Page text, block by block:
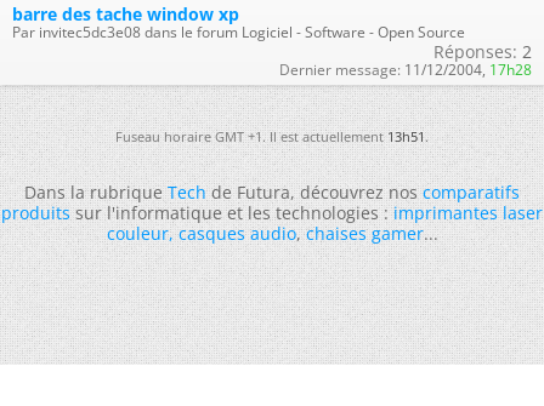
barre des tache window xp
Par invitec5dc3e08 dans le forum Logiciel - Software - Open Source
Réponses: 2
Dernier message: 11/12/2004, 17h28
Fuseau horaire GMT +1. Il est actuellement 13h51.
Dans la rubriqueTechde Futura, découvrez noscomparatifs
produitssur l'informatique et les technologies :imprimantes laser
couleur,casques audio,chaises gamer...